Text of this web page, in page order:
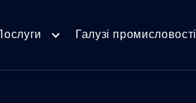
Послуги Галузі промисловості